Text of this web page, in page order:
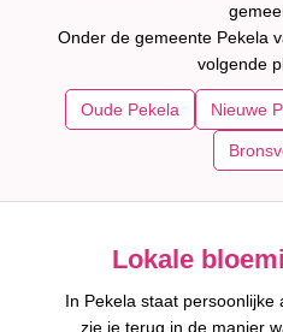
Onder de gemeente Pekela
volgende
Oude Pekela Nieuwe
Lokale
In Pekela staat
zie je terug in de manier